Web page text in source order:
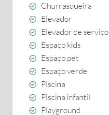
Churrasqueira
Elevador
Elevador de serviço
Espaço kids
Espaço pet
Espaço verde
Piscina
Piscina infantil
Playground